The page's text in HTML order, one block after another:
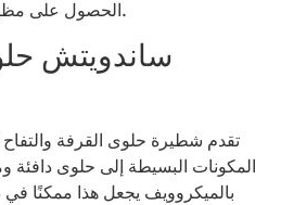
الحصول على مظهر خارجي ذهبي ومقرمش.
ساندويتش
تقدم شطيرة حلوى القرفة والتفاح
المكونات البسيطة إلى حلوى دافئة
بالميكروويف يجعل هذا ممكنًا